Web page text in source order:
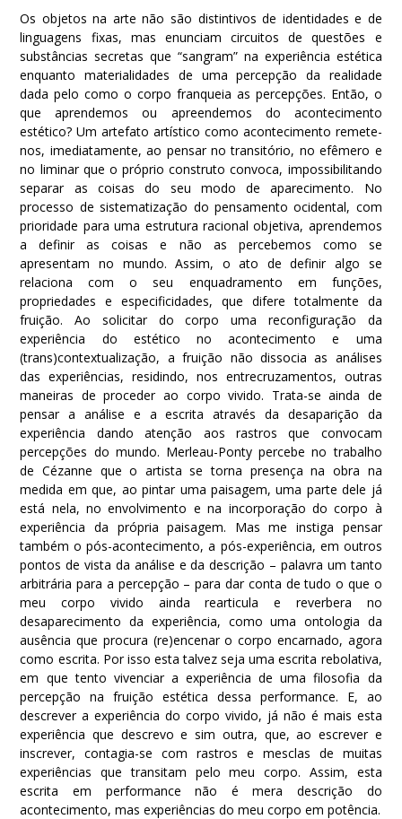
Os objetos na arte não são distintivos de identidades e de
linguagens fixas, mas enunciam circuitos de questões e
substâncias secretas que “sangram” na experiência estética
enquanto materialidades de uma percepção da realidade
dada pelo como o corpo franqueia as percepções. Então, o
que aprendemos ou apreendemos do acontecimento
estético? Um artefato artístico como acontecimento remete-
nos, imediatamente, ao pensar no transitório, no efêmero e
no liminar que o próprio construto convoca, impossibilitando
separar as coisas do seu modo de aparecimento. No
processo de sistematização do pensamento ocidental, com
prioridade para uma estrutura racional objetiva, aprendemos
a definir as coisas e não as percebemos como se
apresentam no mundo. Assim, o ato de definir algo se
relaciona com o seu enquadramento em funções,
propriedades e especificidades, que difere totalmente da
fruição. Ao solicitar do corpo uma reconfiguração da
experiência do estético no acontecimento e uma
(trans)contextualização, a fruição não dissocia as análises
das experiências, residindo, nos entrecruzamentos, outras
maneiras de proceder ao corpo vivido. Trata-se ainda de
pensar a análise e a escrita através da desaparição da
experiência dando atenção aos rastros que convocam
percepções do mundo. Merleau-Ponty percebe no trabalho
de Cézanne que o artista se torna presença na obra na
medida em que, ao pintar uma paisagem, uma parte dele já
está nela, no envolvimento e na incorporação do corpo à
experiência da própria paisagem. Mas me instiga pensar
também o pós-acontecimento, a pós-experiência, em outros
pontos de vista da análise e da descrição – palavra um tanto
arbitrária para a percepção – para dar conta de tudo o que o
meu corpo vivido ainda rearticula e reverbera no
desaparecimento da experiência, como uma ontologia da
ausência que procura (re)encenar o corpo encarnado, agora
como escrita. Por isso esta talvez seja uma escrita rebolativa,
em que tento vivenciar a experiência de uma filosofia da
percepção na fruição estética dessa performance. E, ao
descrever a experiência do corpo vivido, já não é mais esta
experiência que descrevo e sim outra, que, ao escrever e
inscrever, contagia-se com rastros e mesclas de muitas
experiências que transitam pelo meu corpo. Assim, esta
escrita em performance não é mera descrição do
acontecimento, mas experiências do meu corpo em potência.